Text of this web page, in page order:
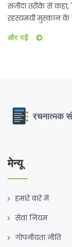
संजीदा तरीके से
रहस्यमयी मुस्कान के
और पढ़ें
मेन्यू
हमारे बारे में
सेवा नियम
गोपनीयता नीति